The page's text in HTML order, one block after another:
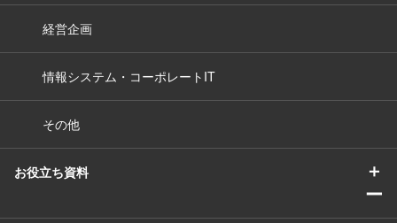
経営企画
情報システム・コーポレートIT
その他
お役立ち資料
＋
ー